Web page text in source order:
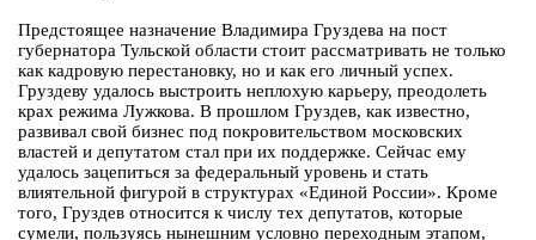
Предстоящее назначение Владимира Груздева на пост
губернатора Тульской области стоит рассматривать не только
как кадровую перестановку, но и как его личный успех.
Груздеву удалось выстроить неплохую карьеру, преодолеть
крах режима Лужкова. В прошлом Груздев, как известно,
развивал свой бизнес под покровительством московских
властей и депутатом стал при их поддержке. Сейчас ему
удалось зацепиться за федеральный уровень и стать
влиятельной фигурой в структурах «Единой России». Кроме
того, Груздев относится к числу тех депутатов, которые
сумели, пользуясь нынешним условно переходным этапом,